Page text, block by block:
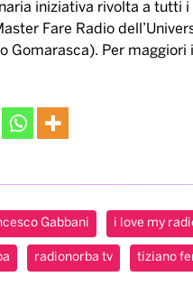
iniziativa rivolta a tutti
Fare Radio
Gomarasca). Per
Gabbani i love my
radionorba tv tiziano